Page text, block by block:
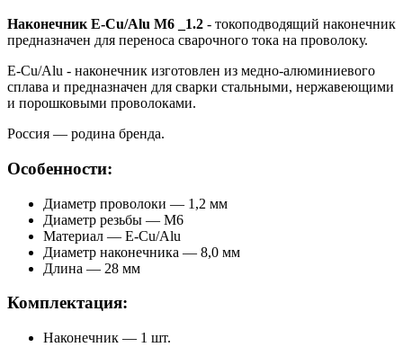
Наконечник E-Cu/Alu М6 _1.2 - токоподводящий наконечник
предназначен для переноса сварочного тока на проволоку.
E-Cu/Alu - наконечник изготовлен из медно-алюминиевого
сплава и предназначен для сварки стальными, нержавеющими
и порошковыми проволоками.
Россия — родина бренда.
Особенности:
Диаметр проволоки — 1,2 мм
Диаметр резьбы — М6
Материал — E-Cu/Alu
Диаметр наконечника — 8,0 мм
Длина — 28 мм
Комплектация:
Наконечник — 1 шт.